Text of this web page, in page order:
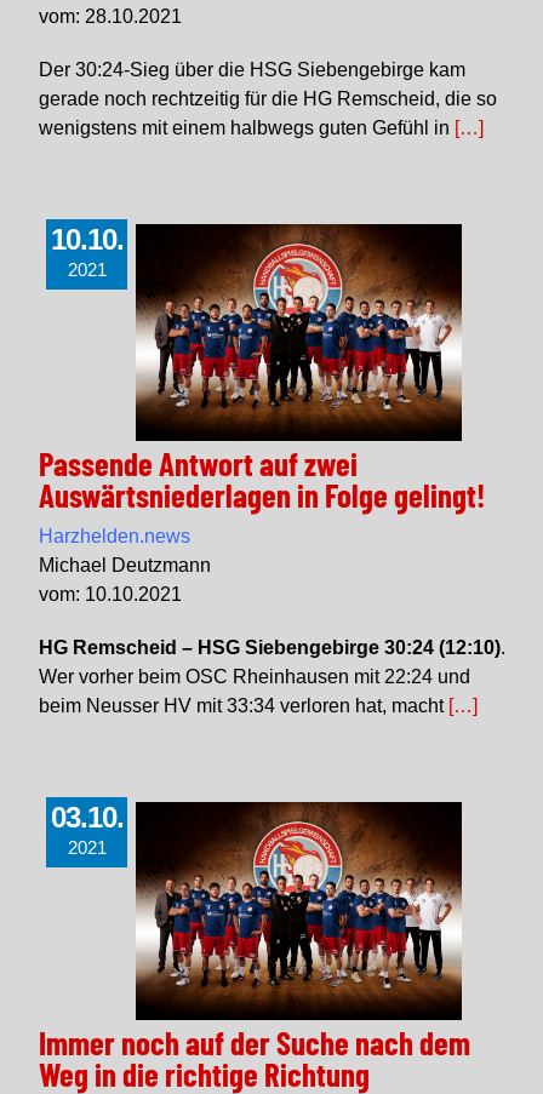
vom: 28.10.2021
Der 30:24-Sieg über die HSG Siebengebirge kam
gerade noch rechtzeitig für die HG Remscheid, die so
wenigstens mit einem halbwegs guten Gefühl in […]
10.10.
2021
Passende Antwort auf zwei
Auswärtsniederlagen in Folge gelingt!
Harzhelden.news
Michael Deutzmann
vom: 10.10.2021
HG Remscheid – HSG Siebengebirge 30:24 (12:10).
Wer vorher beim OSC Rheinhausen mit 22:24 und
beim Neusser HV mit 33:34 verloren hat, macht[…]
03.10.
2021
Immer noch auf der Suche nach dem
Weg in die richtige Richtung